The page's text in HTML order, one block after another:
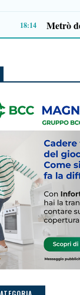
Capaccio Paestum spazio di legalità: oltre 43 ettari di beni confiscati destinati a progetti sociali 14:14